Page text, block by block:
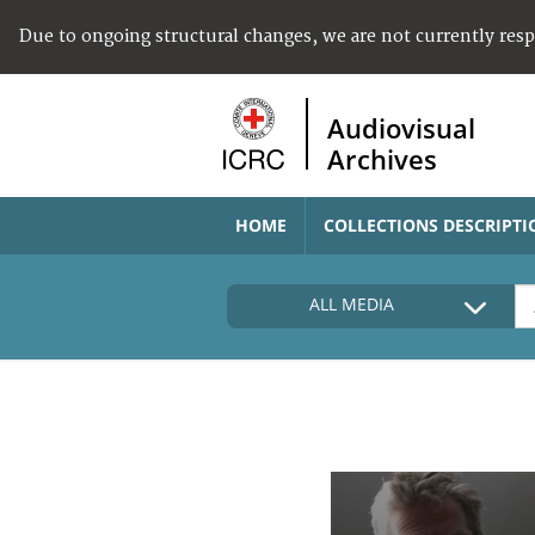
Due to ongoing structural changes, we are not currently
Audiovisual
Archives
HOME COLLECTIONS
ALL MEDIA